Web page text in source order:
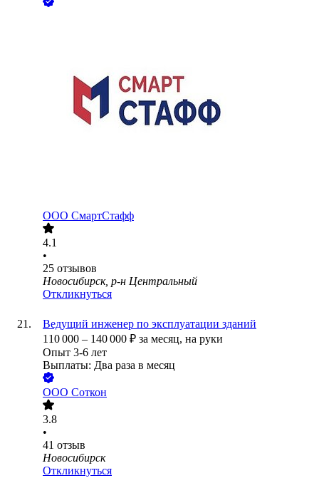
ООО СмартСтафф
4.1
•
25 отзывов
Новосибирск, р-н Центральный
Откликнуться
Ведущий инженер по эксплуатации зданий
110 000 – 140 000 ₽ за месяц, на руки
Опыт 3-6 лет
Выплаты: Два раза в месяц
ООО Соткон
3.8
•
41 отзыв
Новосибирск
Откликнуться